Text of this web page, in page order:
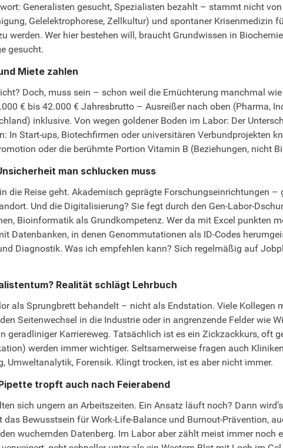
Generalisten gesucht, Spezialisten bezahlt – stammt nicht
Gelelektrophorese, Zellkultur) und spontaner Krisenmedizin
werden. Wer hier bestehen will, braucht Grundwissen in
gesucht.
Miete zahlen
Doch, muss sein – schon weil die Ernüchterung manchmal
€ bis 42.000 € Jahresbrutto – Ausreißer nach oben (Pharma,
inklusive. Von wegen goldener Boden im Labor: Der
In Start-ups, Biotechfirmen oder universitären Verbundprojekten
oder die berühmte Portion Vitamin B (Beziehungen, nicht
man schlucken muss
die Reise geht. Akademisch geprägte Forschungseinrichtungen
Und die Digitalisierung? Sie fegt durch den Gen-Labor-
Bioinformatik als Grundkompetenz. Wer da mit Excel punkten
Datenbanken, in denen Genommutationen als ID-Codes
Diagnostik. Was ich empfehlen kann? Sich regelmäßig auf
Realität schlägt Lehrbuch
als Sprungbrett behandelt – nicht als Endstation. Viele Kollegen
Seitenwechsel in die Industrie oder in angrenzende Felder wie
geradliniger Karriereweg. Tatsächlich ist es ein Zickzackkurs, oft
werden immer wichtiger. Seltsamerweise fragen auch
Umweltanalytik, Forensik. Klingt trocken, ist es aber nicht immer.
tropft auch nach Feierabend
sich ungern an Arbeitszeiten. Ein Ansatz läuft noch? Dann
Bewusstsein für Work-Life-Balance und Burnout-Prävention,
wuchernden Datenberg. Im Labor aber zählt meist immer noch